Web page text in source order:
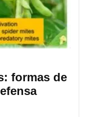
formas de